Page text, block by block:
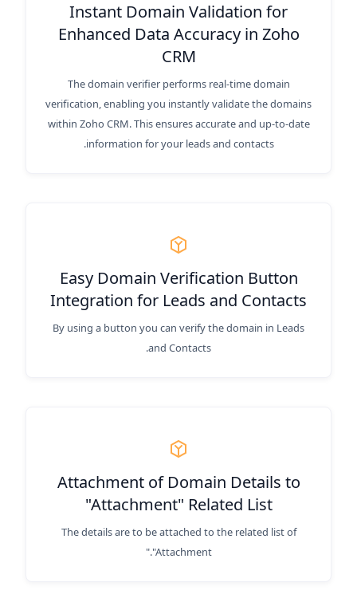
Instant Domain Validation for
Enhanced Data Accuracy in Zoho
CRM
The domain verifier performs real-time domain
verification, enabling you instantly validate the domains
within Zoho CRM. This ensures accurate and up-to-date
information for your leads and contacts.
Easy Domain Verification Button
Integration for Leads and Contacts
By using a button you can verify the domain in Leads
and Contacts.
Attachment of Domain Details to
"Attachment" Related List
The details are to be attached to the related list of
"Attachment."